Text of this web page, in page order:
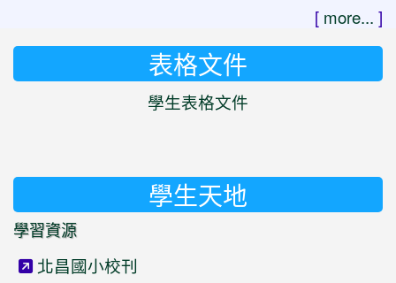
[ more... ]
表格文件
學生表格文件
學生天地
學習資源
北昌國小校刊